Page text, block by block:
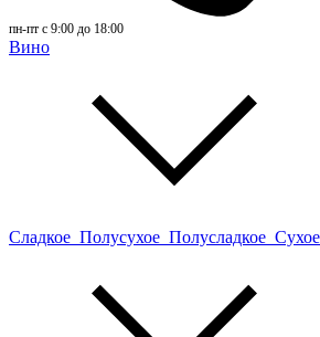
пн-пт с 9:00 до 18:00
Вино
Сладкое Полусухое Полусладкое Сухое